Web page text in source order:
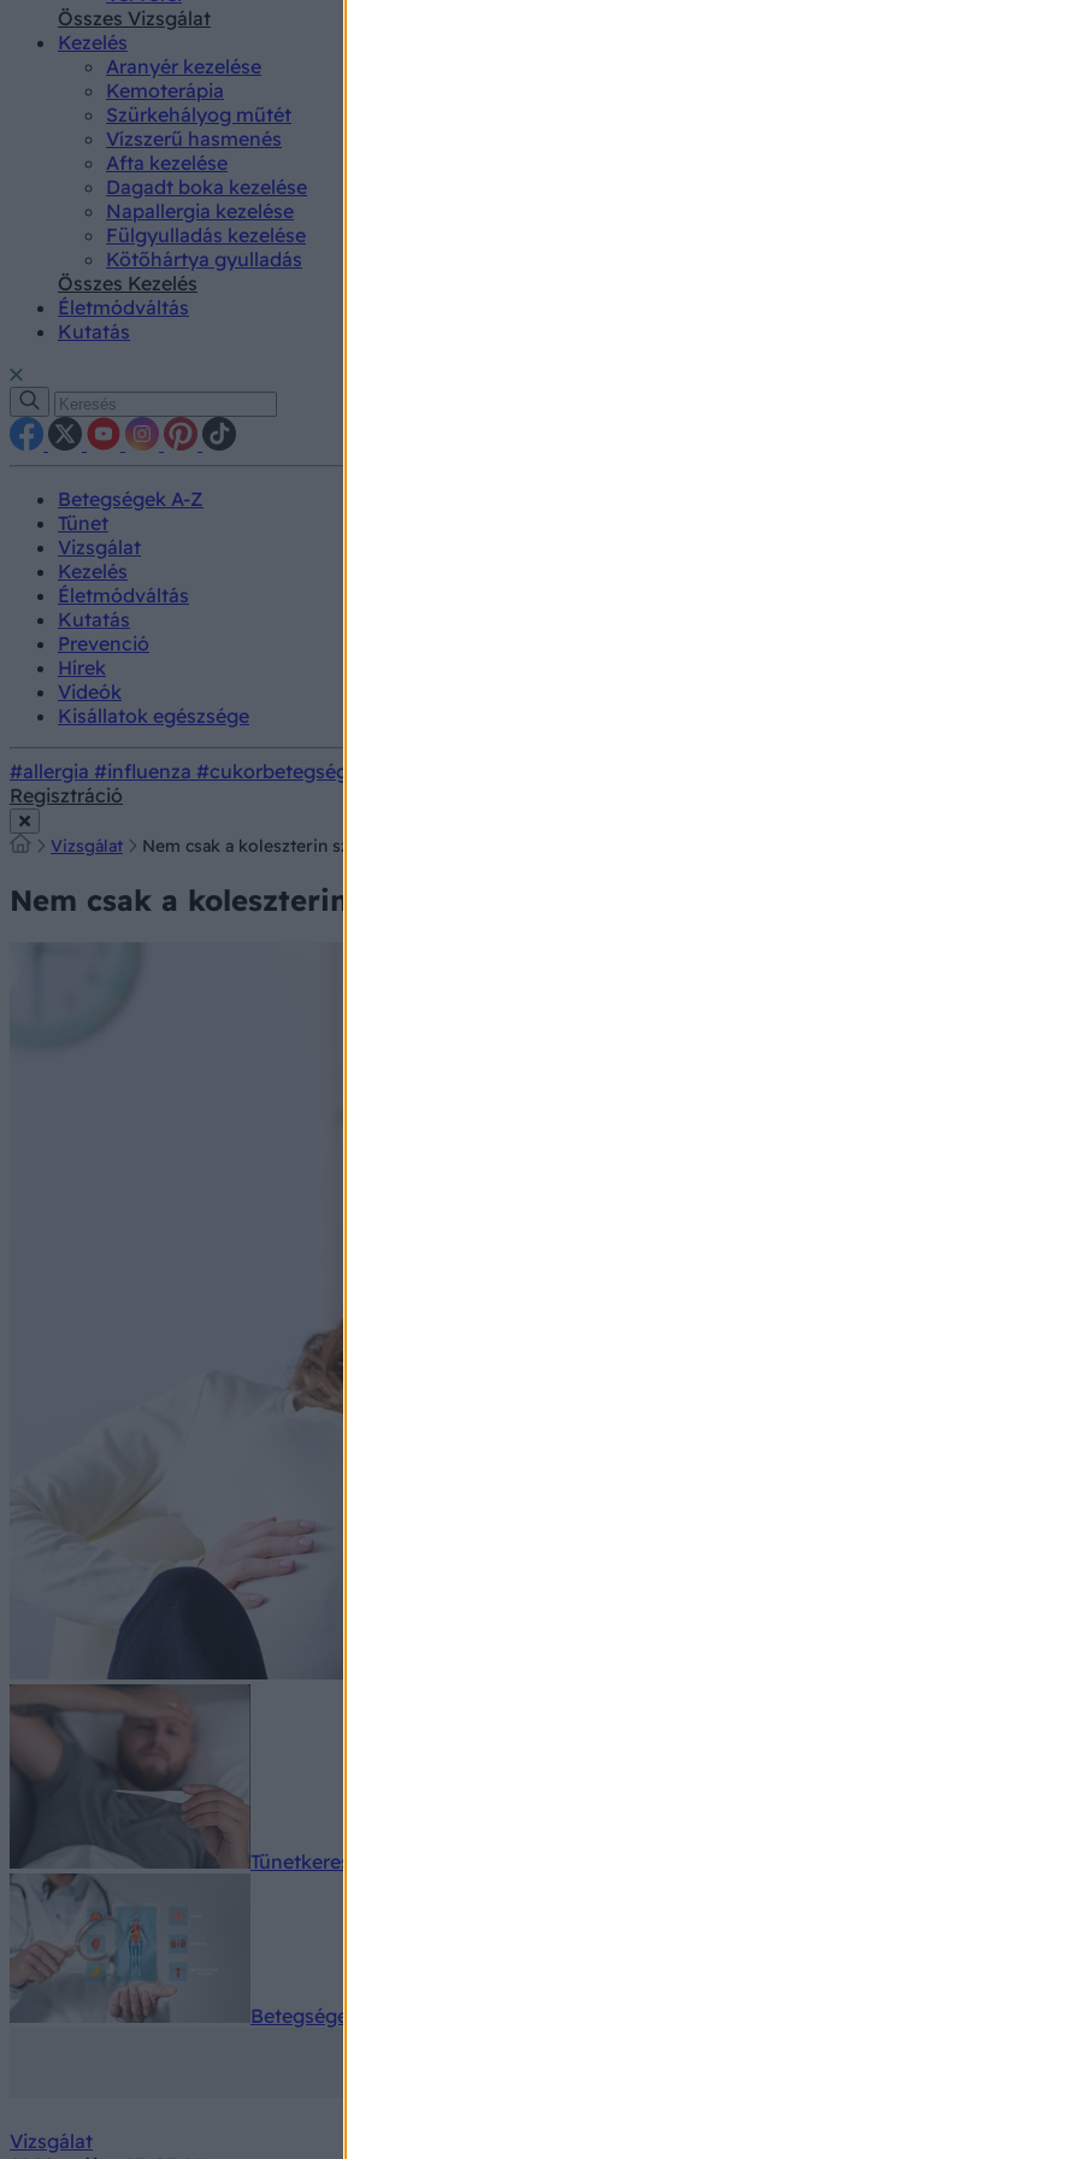
Összes Vizsgálat
Kezelés
Aranyér kezelése
Kemoterápia
Szürkehályog műtét
Vízszerű hasmenés
Afta kezelése
Dagadt boka kezelése
Napallergia kezelése
Fülgyulladás kezelése
Kötőhártya gyulladás
Összes Kezelés
Életmódváltás
Kutatás
Betegségek A-Z
Tünet
Vizsgálat
Kezelés
Életmódváltás
Kutatás
Prevenció
Hírek
Videók
Kisállatok egészsége
#allergia #influenza #cukorbetegség
Regisztráció
Vizsgálat Nem csak a koleszterin számít! Ez a laborérték megjósolhatja az infarktust
Nem csak a koleszterin számít! Ez a laborérték megjósolhatja az
Tünetkereső
Betegségek A-Z
Vizsgálat